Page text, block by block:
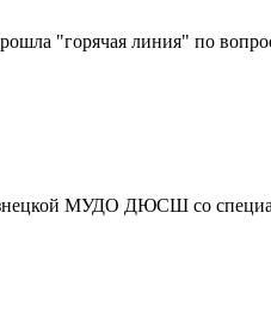
"горячая линия" по
МУДО ДЮСШ со